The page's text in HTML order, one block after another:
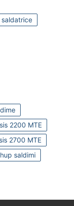
saldatrice
2200 MTE
2700 MTE
saldimi